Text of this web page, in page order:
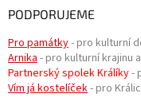
PODPORUJEME
Pro památky- pro kulturní
Arnika- pro kulturní krajinu
Partnerský spolek Králíky-
Vím já kostelíček- pro